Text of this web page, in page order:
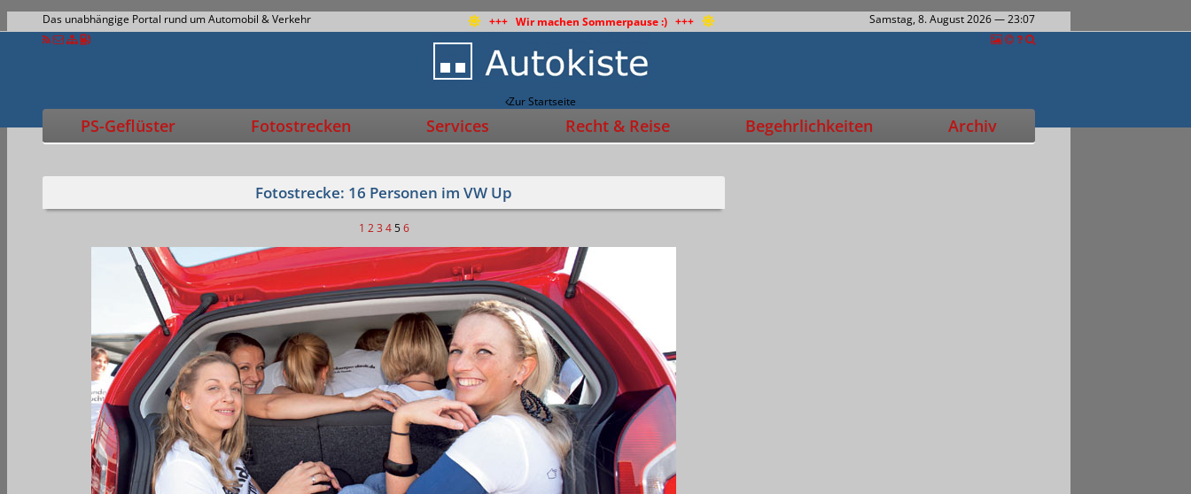
Das unabhängige Portal rund um Automobil & Verkehr +++ Wir machen Sommerpause :) +++ Samstag, 8. August 2026— 23:07
Zur Startseite
PS-Geflüster Fotostrecken Services Recht & Reise Begehrlichkeiten Archiv
Fotostrecke: 16 Personen im VW Up
1 2 3 4 5 6